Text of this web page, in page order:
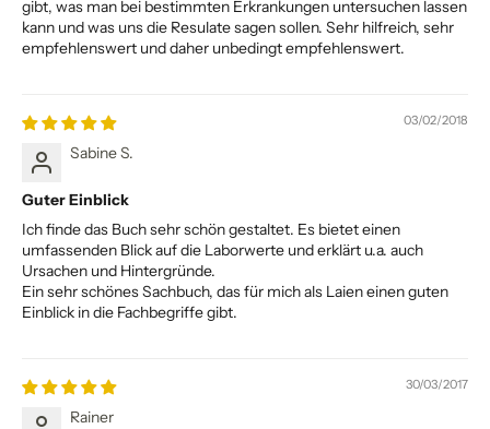
gibt, was man bei bestimmten Erkrankungen untersuchen lassen
kann und was uns die Resulate sagen sollen. Sehr hilfreich, sehr
empfehlenswert und daher unbedingt empfehlenswert.
03/02/2018
Sabine S.
Guter Einblick
Ich finde das Buch sehr schön gestaltet. Es bietet einen
umfassenden Blick auf die Laborwerte und erklärt u.a. auch
Ursachen und Hintergründe.
Ein sehr schönes Sachbuch, das für mich als Laien einen guten
Einblick in die Fachbegriffe gibt.
30/03/2017
Rainer